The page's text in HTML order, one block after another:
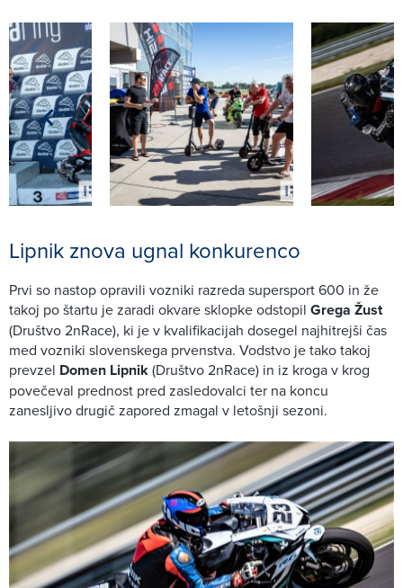
Lipnik znova ugnal konkurenco
Prvi so nastop opravili vozniki razreda supersport 600 in že
takoj po štartu je zaradi okvare sklopke odstopil Grega Žust
(Društvo 2nRace), ki je v kvalifikacijah dosegel najhitrejši čas
med vozniki slovenskega prvenstva. Vodstvo je tako takoj
prevzel Domen Lipnik(Društvo 2nRace) in iz kroga v krog
povečeval prednost pred zasledovalci ter na koncu
zanesljivo drugič zapored zmagal v letošnji sezoni.